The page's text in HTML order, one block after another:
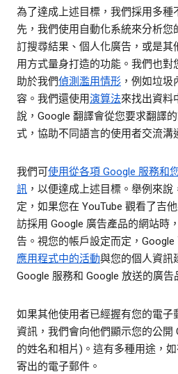
為了達成上述目標，我們採用多種
先，我們使用自動化系統來分析您
訂搜尋結果、個人化廣告，或是其
用方式量身打造的功能。我們也對
助於我們偵測濫用情形 ，例如垃
容。我們還使用演算法來找出資料
說，Google 翻譯會從您要求翻譯
式，協助不同語言的使用者交流溝
我們可使用從各項 Google 服務和
訊 ，以便達成上述目標。舉例來
定，如果您在 YouTube 觀看了吉
訪採用 Google 廣告產品的網站時
告。視您的帳戶設定而定，Google
應用程式中的活動與您的個人資訊
Google 服務和 Google 放送的廣告
如果其他使用者已經握有您的電子
資訊，我們會向他們顯示您的公開
的姓名和相片)。這有多種用途，
寄出的電子郵件。